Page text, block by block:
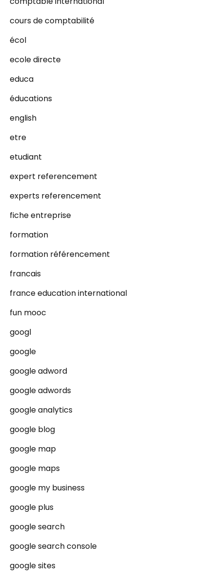
cours de comptabilité
écol
ecole directe
educa
éducations
english
etre
etudiant
expert referencement
experts referencement
fiche entreprise
formation
formation référencement
francais
france education international
fun mooc
googl
google
google adword
google adwords
google analytics
google blog
google map
google maps
google my business
google plus
google search
google search console
google sites